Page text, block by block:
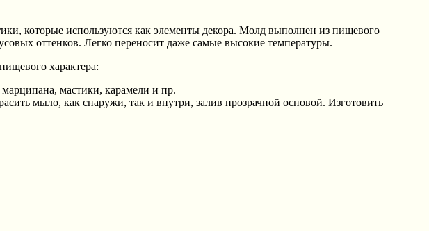
которые используются как элементы декора. Молд выполнен из пищевого
оттенков. Легко переносит даже самые высокие температуры.
характера:
мастики, карамели и пр.
мыло, как снаружи, так и внутри, залив прозрачной основой. Изготовить